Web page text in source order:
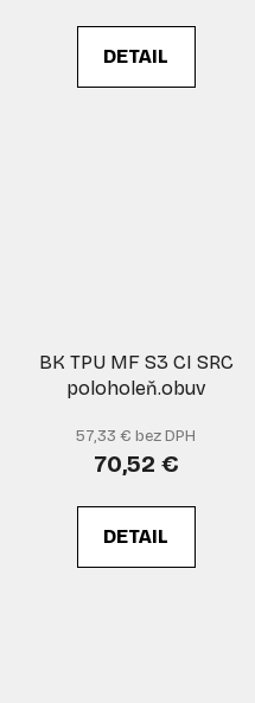
DETAIL
BK TPU MF S3 CI SRC
poloholeň.obuv
57,33 € bez DPH
70,52 €
DETAIL